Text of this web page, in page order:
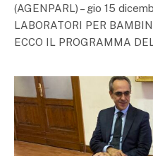
(AGENPARL) – gio 15
LABORATORI PER
ECCO IL PROGRAMMA